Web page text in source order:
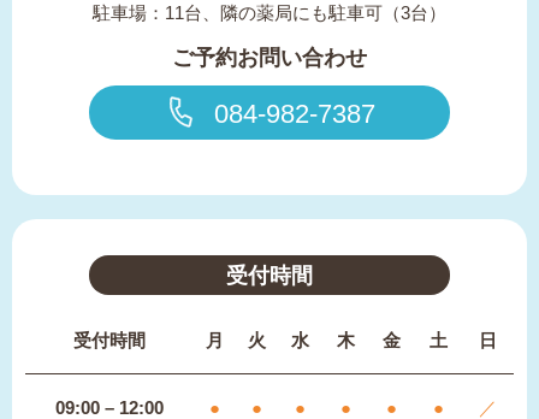
駐車場：11台、隣の薬局にも駐車可（3台）
ご予約お問い合わせ
084-982-7387
受付時間
受付時間 月 火 水 木 金 土 日
09:00 – 12:00 ● ● ● ● ● ● ／